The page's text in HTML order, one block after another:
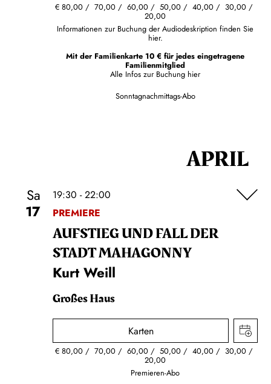
€80,00 70,00 60,00 50,00 40,00 30,00
20,00
Informationen zur Buchung der Audiodeskription finden Sie
hier.
Mit der Familienkarte 10 € für jedes eingetragene
Familienmitglied
Alle Infos zur Buchung hier
Sonntagnachmittags-Abo
APRIL
Sa
17
19:30 - 22:00
PREMIERE
AUFSTIEG UND FALL DER
STADT MAHAGONNY
Kurt Weill
Großes Haus
Karten
€80,00 70,00 60,00 50,00 40,00 30,00
20,00
Premieren-Abo